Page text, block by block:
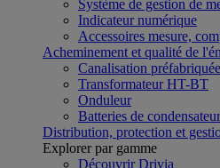
Système de gestion de
Indicateur numérique
Accessoires mesure,
Acheminement et qualité de
Canalisation préfabriquée
Transformateur HT-BT
Onduleur
Batteries de condensateur
Distribution, protection et
Explorer par gamme
Découvrir Drivia